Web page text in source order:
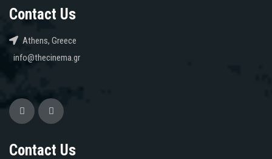
Contact Us
Athens, Greece
info@thecinema.gr
Contact Us